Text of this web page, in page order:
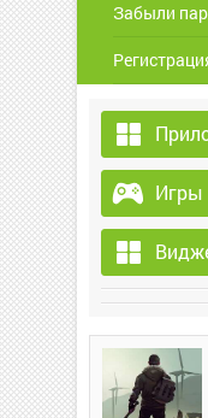
Забыли
Игры